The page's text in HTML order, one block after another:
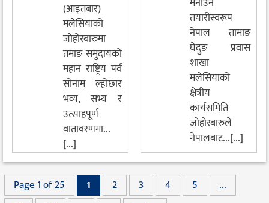
(आइतबार)
मलेसियाको
जोहोरबारुमा
तमाङ समुदायको
महान राष्ट्रिय पर्व
सोनाम ल्होछार
भव्य, सभ्य र
उत्साहपूर्ण
वातावरणमा...
[...]
तयारीस्वरूप
नेपाल तामाङ
घेदुङ प्रवास
शाखा
मलेसियाको
क्षेत्रीय
कार्यसमिति
जोहोरबारुले
नेपालबाट...[...]
Page 1 of 25 1 2 3 4 5
...